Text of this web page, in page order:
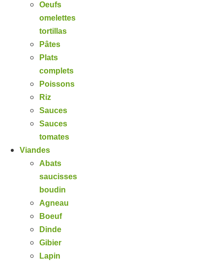
Oeufs
omelettes
tortillas
Pâtes
Plats
complets
Poissons
Riz
Sauces
Sauces
tomates
Viandes
Abats
saucisses
boudin
Agneau
Boeuf
Dinde
Gibier
Lapin